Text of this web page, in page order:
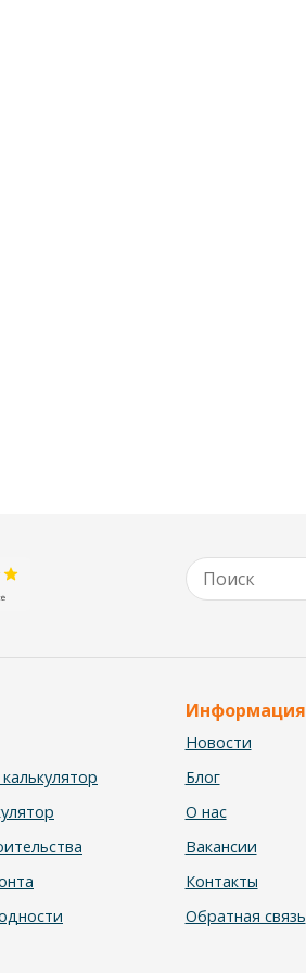
Информация
Новости
Блог
О нас
Вакансии
Контакты
Обратная связь